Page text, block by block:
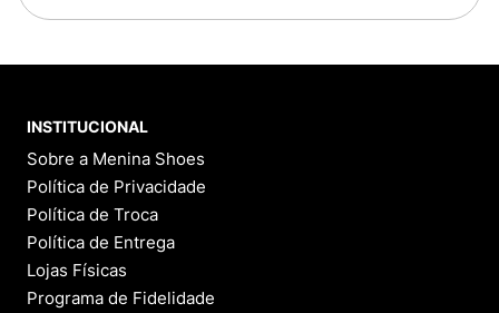
INSTITUCIONAL
Sobre a Menina Shoes
Política de Privacidade
Política de Troca
Política de Entrega
Lojas Físicas
Programa de Fidelidade